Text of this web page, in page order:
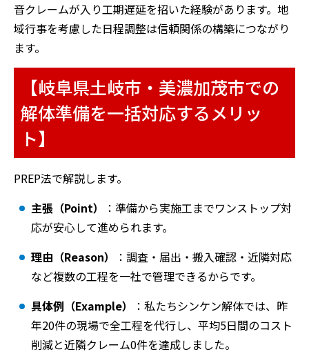
音クレームが入り工期遅延を招いた経験があります。地
域行事を考慮した日程調整は信頼関係の構築につながり
ます。
【岐阜県土岐市・美濃加茂市での
解体準備を一括対応するメリッ
ト】
PREP法で解説します。
主張（Point）
：準備から実施工までワンストップ対
応が安心して進められます。
理由（Reason）
：調査・届出・搬入確認・近隣対応
など複数の工程を一社で管理できるからです。
具体例（Example）
：私たちシンケン解体では、昨
年20件の現場で全工程を代行し、平均5日間のコスト
削減と近隣クレーム0件を達成しました。